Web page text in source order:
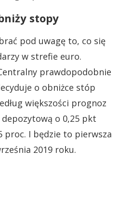
stopy
pod uwagę to, co się
w strefie euro.
prawdopodobnie
o obniżce stóp
większości prognoz
depozytową o 0,25 pkt
proc. I będzie to pierwsza
2019 roku.